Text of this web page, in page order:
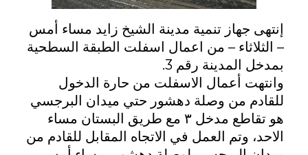
ا
ء
م
ن
إنتهى جهاز تنمية مدينة الشيخ زايد مساء أمس
– الثلاثاء – من اعمال اسفلت الطبقة السطحية
بمدخل المدينة رقم 3.
وانتهت أعمال الاسفلت من حارة الدخول
للقادم من وصلة دهشور حتي ميدان البرجسي
هو تقاطع مدخل ٣ مع طريق البستان مساء
الاحد، وتم العمل في الاتجاه المقابل للقادم من